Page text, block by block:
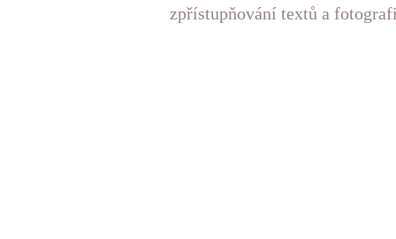
zpřístupňování textů a